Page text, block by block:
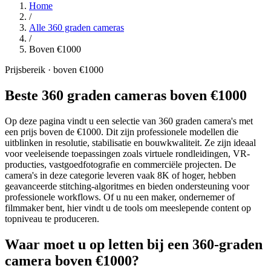
Home
/
Alle 360 graden cameras
/
Boven €1000
Prijsbereik · boven €1000
Beste 360 graden cameras boven €1000
Op deze pagina vindt u een selectie van 360 graden camera's met
een prijs boven de €1000. Dit zijn professionele modellen die
uitblinken in resolutie, stabilisatie en bouwkwaliteit. Ze zijn ideaal
voor veeleisende toepassingen zoals virtuele rondleidingen, VR-
producties, vastgoedfotografie en commerciële projecten. De
camera's in deze categorie leveren vaak 8K of hoger, hebben
geavanceerde stitching-algoritmes en bieden ondersteuning voor
professionele workflows. Of u nu een maker, ondernemer of
filmmaker bent, hier vindt u de tools om meeslepende content op
topniveau te produceren.
Waar moet u op letten bij een 360-graden
camera boven €1000?